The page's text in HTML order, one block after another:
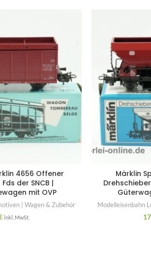
4656 Offener
der SNCB |
mit OVP
| Wagen & Zubehör
inkl. MwSt.
Märklin
Modelleisenbahn